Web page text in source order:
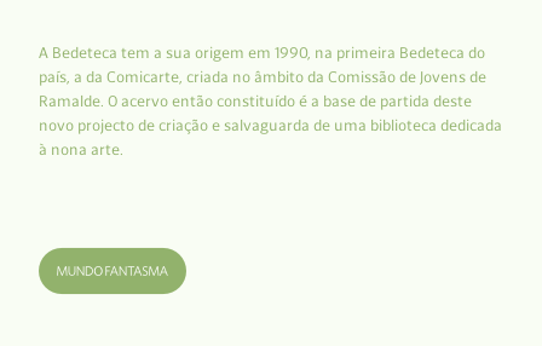
A Bedeteca tem a sua origem em 1990, na primeira Bedeteca do
país, a da Comicarte, criada no âmbito da Comissão de Jovens de
Ramalde. O acervo então constituído é a base de partida deste
novo projecto de criação e salvaguarda de uma biblioteca dedicada
à nona arte.